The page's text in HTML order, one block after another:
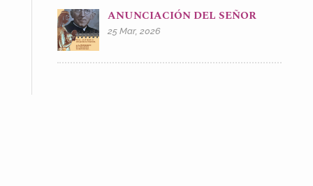
ANUNCIACIÓN DEL SEÑOR
25 Mar, 2026